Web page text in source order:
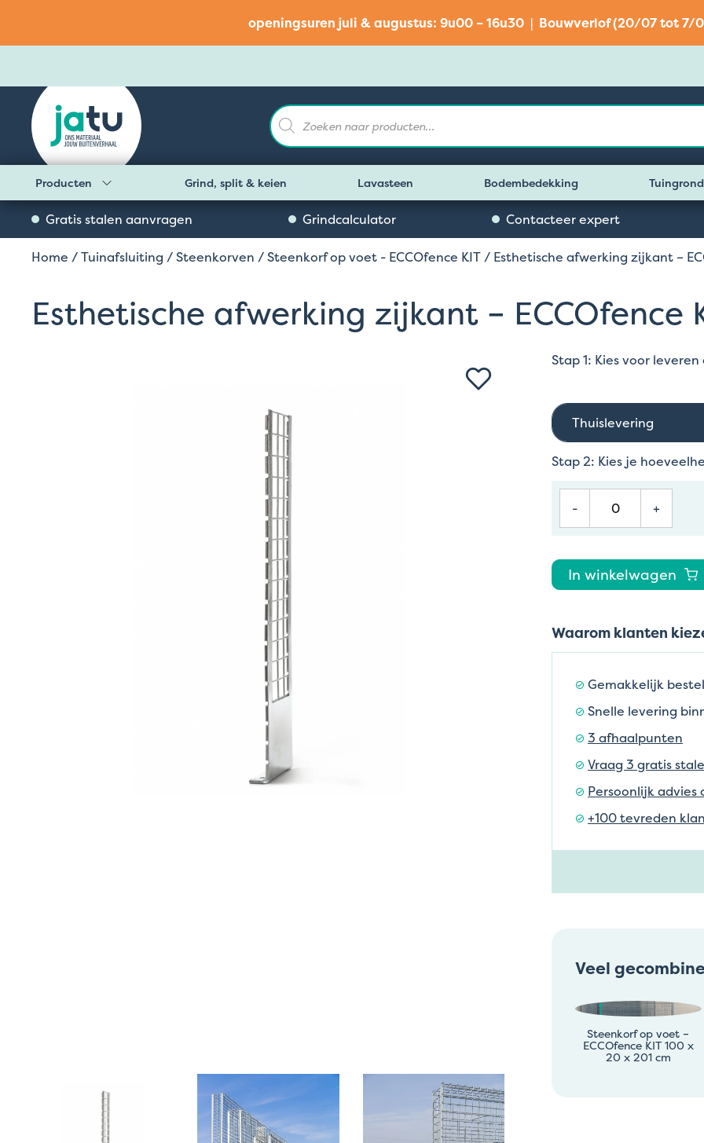
openingsuren juli & augustus: 9u00 – 16u30 | Bouwverlof (20/07 tot 7/
Producten
zoeken
Producten Grind, split & keien Lavasteen Bodembedekking Tuingrond
Gratis stalen aanvragen Grindcalculator Contacteer expert
Home /Tuinafsluiting /Steenkorven /Steenkorf op voet - ECCOfence KIT/ Esthetische afwerking zijkant –
Esthetische afwerking zijkant – ECCOfence
Stap 1: Kies voor
Thuislevering
Stap 2: Kies je
- +
In winkelwagen
Waarom klanten
Gemakkelijk
Snelle levering
3 afhaalpunten
Vraag 3 gratis
Persoonlijk
+100 tevreden
Veel
Steenkorf op voet –
ECCOfence KIT 100 x
20 x 201 cm